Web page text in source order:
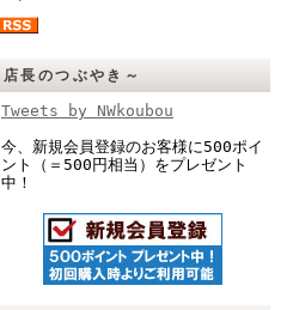
店長のつぶやき～
Tweets by NWkoubou
今、新規会員登録のお客様に500ポイ
ント（＝500円相当）をプレゼント
中！